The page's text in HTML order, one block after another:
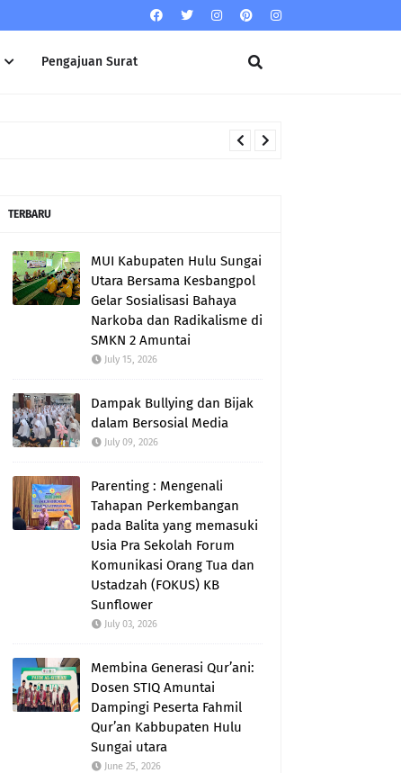
Pengajuan Surat
TERBARU
MUI Kabupaten Hulu Sungai
Utara Bersama Kesbangpol
Gelar Sosialisasi Bahaya
Narkoba dan Radikalisme di
SMKN 2 Amuntai
July 15, 2026
Dampak Bullying dan Bijak
dalam Bersosial Media
July 09, 2026
Parenting : Mengenali
Tahapan Perkembangan
pada Balita yang memasuki
Usia Pra Sekolah Forum
Komunikasi Orang Tua dan
Ustadzah (FOKUS) KB
Sunflower
July 03, 2026
Membina Generasi Qur’ani:
Dosen STIQ Amuntai
Dampingi Peserta Fahmil
Qur’an Kabbupaten Hulu
Sungai utara
June 25, 2026